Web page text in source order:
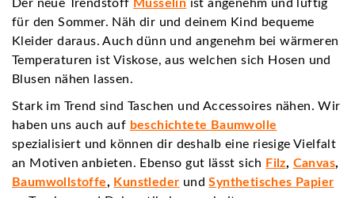
Der neue Trendstoff Musselin ist angenehm und luftig
für den Sommer. Näh dir und deinem Kind bequeme
Kleider daraus. Auch dünn und angenehm bei wärmeren
Temperaturen ist Viskose, aus welchen sich Hosen und
Blusen nähen lassen.
Stark im Trend sind Taschen und Accessoires nähen. Wir
haben uns auch auf beschichtete Baumwolle
spezialisiert und können dir deshalb eine riesige Vielfalt
an Motiven anbieten. Ebenso gut lässt sich Filz, Canvas,
Baumwollstoffe, Kunstleder undSynthetisches Papier